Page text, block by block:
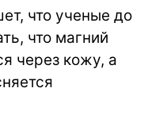
что ученые до
что магний
через кожу, а